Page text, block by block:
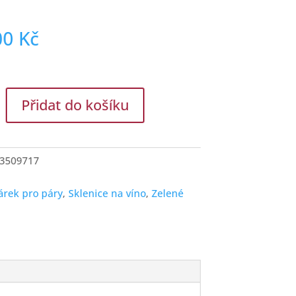
Kč
Přidat do košíku
pro páry,Sklenice na víno,Zelené